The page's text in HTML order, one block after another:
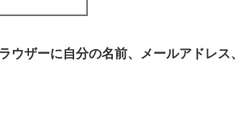
ウザーに自分の名前、メールアドレス